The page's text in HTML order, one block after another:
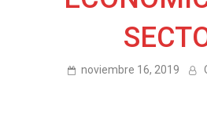
noviembre 16, 2019